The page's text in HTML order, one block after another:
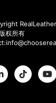
RealLeather
权所有